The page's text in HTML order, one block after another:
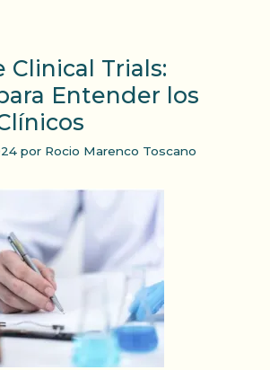
Clinical Trials:
Entender los
por Rocio Marenco Toscano